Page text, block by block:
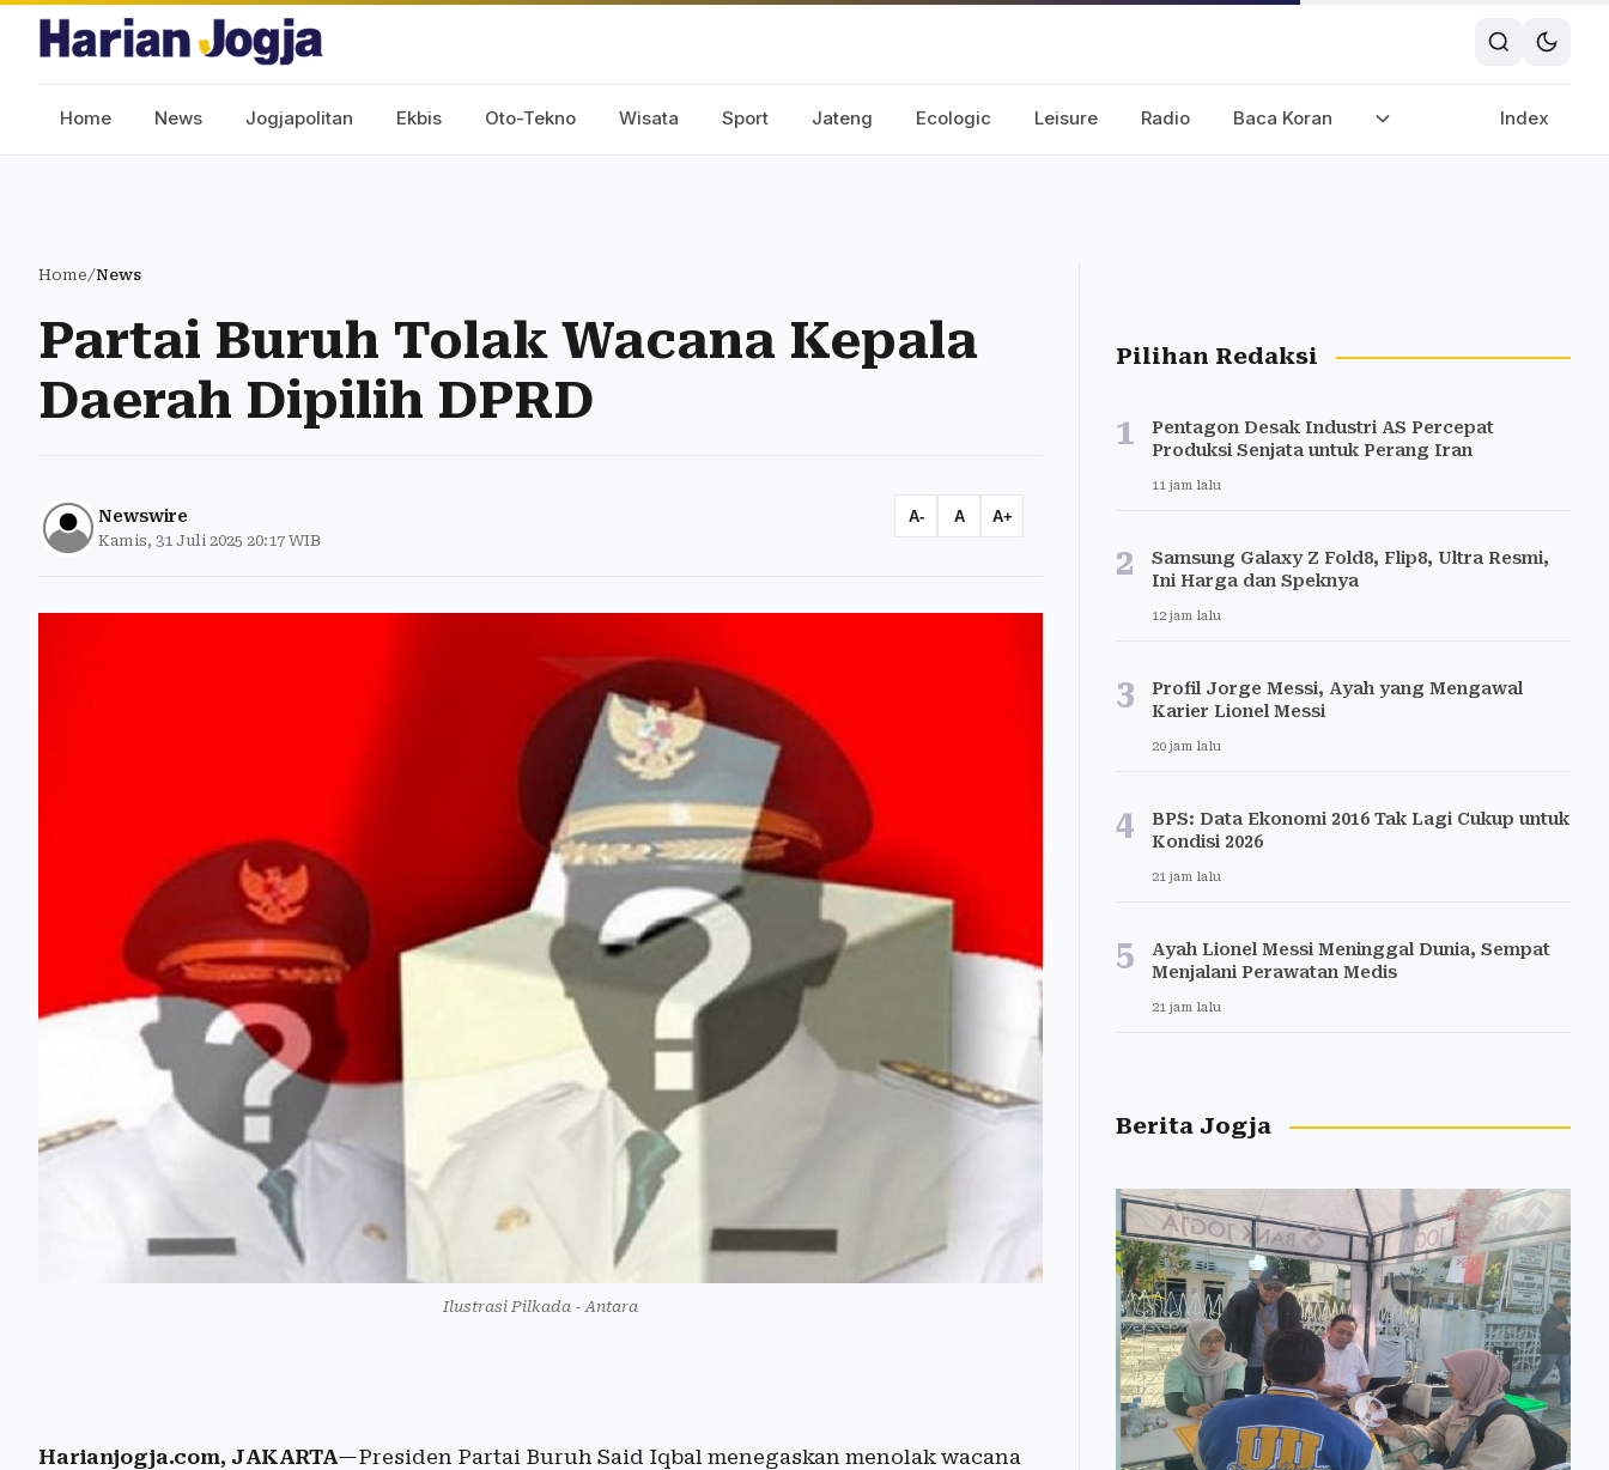
Home News Jogjapolitan Ekbis Oto-Tekno Wisata Sport Jateng Ecologic Leisure Radio Baca Koran Index
Home/News
Partai Buruh Tolak Wacana Kepala
Daerah Dipilih DPRD
Newswire
Kamis, 31 Juli 2025 20:17 WIB
A- A A+
Ilustrasi Pilkada - Antara
Harianjogja.com, JAKARTA—Presiden Partai Buruh Said Iqbal menegaskan menolak wacana
Pilihan Redaksi
1
Pentagon Desak Industri AS Percepat
Produksi Senjata untuk Perang Iran
11 jam lalu
2
Samsung Galaxy Z Fold8, Flip8, Ultra Resmi,
Ini Harga dan Speknya
12 jam lalu
3
Profil Jorge Messi, Ayah yang Mengawal
Karier Lionel Messi
20 jam lalu
4
BPS: Data Ekonomi 2016 Tak Lagi Cukup untuk
Kondisi 2026
21 jam lalu
5
Ayah Lionel Messi Meninggal Dunia, Sempat
Menjalani Perawatan Medis
21 jam lalu
Berita Jogja